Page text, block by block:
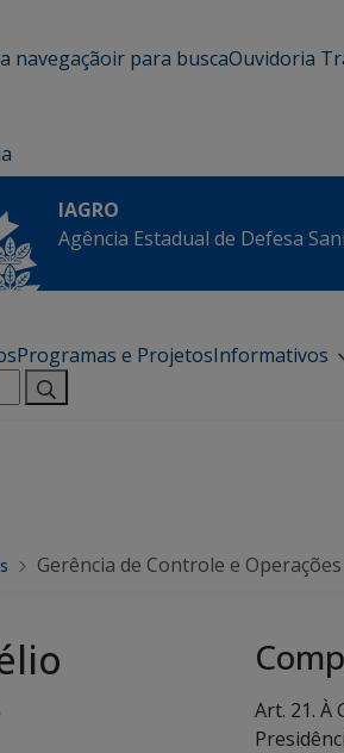
navegaçãoir para buscaOuvidoria
IAGRO
Agência Estadual de Defesa
Programas e ProjetosInformativos
Gerência de Controle e Operações
Art. 21. À